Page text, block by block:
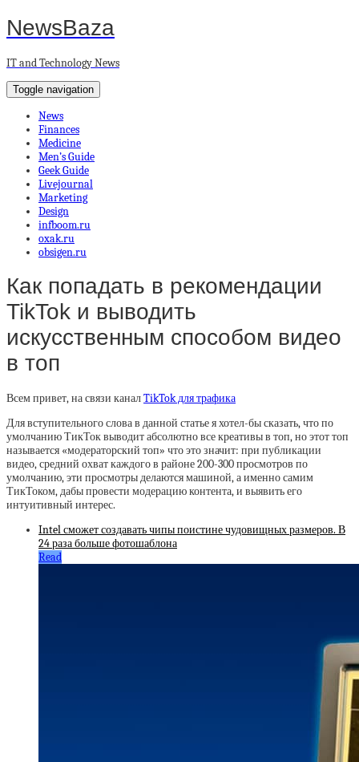
NewsBaza
IT and Technology News
Toggle navigation
News
Finances
Medicine
Men’s Guide
Geek Guide
Livejournal
Marketing
Design
infboom.ru
oxak.ru
obsigen.ru
Как попадать в рекомендации
TikTok и выводить
искусственным способом видео
в топ
Всем привет, на связи каналTikTok для трафика
Для вступительного слова в данной статье я хотел-бы сказать, что по
умолчанию ТикТок выводит абсолютно все креативы в топ, но этот топ
называется «модераторский топ» что это значит: при публикации
видео, средний охват каждого в районе 200-300 просмотров по
умолчанию, эти просмотры делаются машиной, а именно самим
ТикТоком, дабы провести модерацию контента, и выявить его
интуитивный интерес.
Intel сможет создавать чипы поистине чудовищных размеров. В
24 раза больше фотошаблона
Read